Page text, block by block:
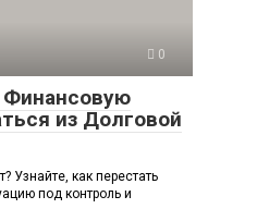
0
Финансовую
из Долговой
Узнайте, как перестать
под контроль и